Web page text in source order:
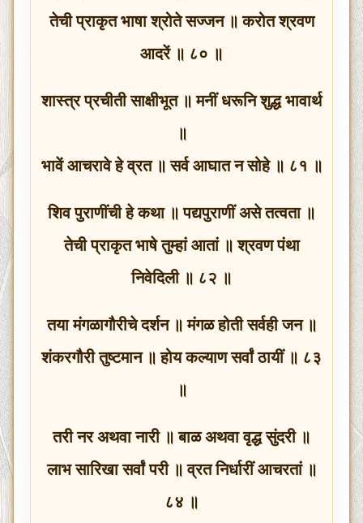
तेची प्राकृत भाषा श्रोते सज्जन ॥ करोत श्रवण
आदरें ॥ ८० ॥
शास्त्र प्रचीती साक्षीभूत ॥ मनीं धरूनि शुद्ध भावार्थ
॥
भावें आचरावे हे व्रत ॥ सर्व आघात न सोहे ॥ ८१ ॥
शिव पुराणींची हे कथा ॥ पद्यपुराणीं असे तत्वता ॥
तेची प्राकृत भाषे तुम्हां आतां ॥ श्रवण पंथा
निवेदिली ॥ ८२ ॥
तया मंगळागौरीचे दर्शन ॥ मंगळ होती सर्वही जन ॥
शंकरगौरी तुष्टमान ॥ होय कल्याण सर्वां ठायीं ॥ ८३
॥
तरी नर अथवा नारी ॥ बाळ अथवा वृद्ध सुंदरी ॥
लाभ सारिखा सर्वां परी ॥ व्रत निर्धारीं आचरतां ॥
८४ ॥